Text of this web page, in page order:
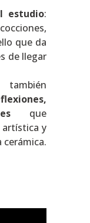
estudio:
que da
de llegar
que
y